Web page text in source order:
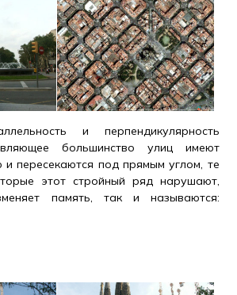
и перпендикулярность
большинство улиц имеют
и пересекаются под прямым углом, те
этот стройный ряд нарушают,
память, так и называются: